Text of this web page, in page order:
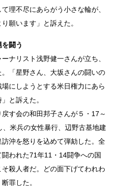
理不尽にあらがう小さな輪が、
願います」と訴えた。
闘う
ナリスト浅野健一さんが立ち、
「星野さん、大坂さんの闘いの
にしようとする米日権力にあら
と訴えた。
す会の和田邦子さんが５・17～
米兵の女性暴行、辺野古基地建
沖を怒りを込めて弾劾した。全
われた71年11・14闘争への国
殺人者だ。どの面下げてわれわ
罪した。